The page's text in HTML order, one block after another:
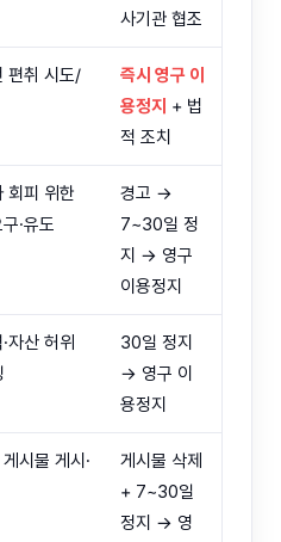
사기관 협조
편취 시도/
즉시 영구 이
용정지 + 법
적 조치
회피 위한
·유도
경고 →
7~30일 정
지 → 영구
이용정지
자산 허위
30일 정지
→ 영구 이
용정지
시물 게시·
게시물 삭제
+ 7~30일
정지 → 영